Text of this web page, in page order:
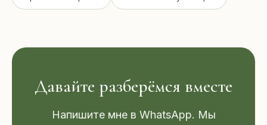
Давайте разберёмся вместе
Напишите мне в WhatsApp. Мы